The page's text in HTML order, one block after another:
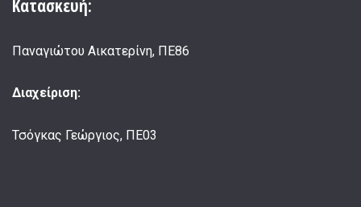
Κατασκευή:
Παναγιώτου Αικατερίνη, ΠΕ86
Διαχείριση:
Τσόγκας Γεώργιος, ΠΕ03